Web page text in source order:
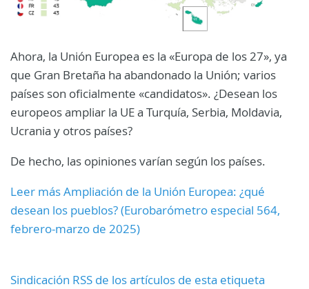
Ahora, la Unión Europea es la «Europa de los 27», ya
que Gran Bretaña ha abandonado la Unión; varios
países son oficialmente «candidatos». ¿Desean los
europeos ampliar la UE a Turquía, Serbia, Moldavia,
Ucrania y otros países?
De hecho, las opiniones varían según los países.
Leer más Ampliación de la Unión Europea: ¿qué
desean los pueblos? (Eurobarómetro especial 564,
febrero-marzo de 2025)
Sindicación RSS de los artículos de esta etiqueta